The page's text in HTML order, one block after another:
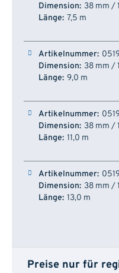
38 mm /
7,5 m
38 mm /
9,0 m
38 mm /
11,0 m
38 mm /
13,0 m
Preise nur für